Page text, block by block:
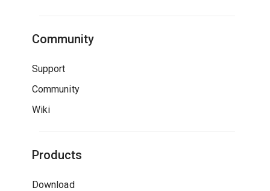
Community
Support
Community
Wiki
Products
Download